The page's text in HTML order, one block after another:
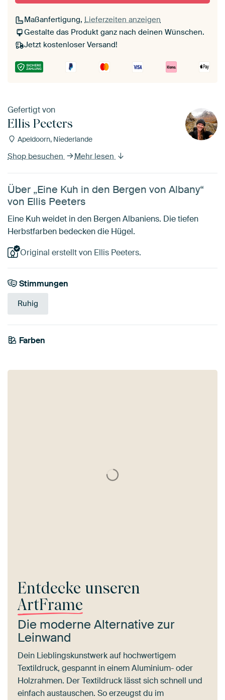
Maßanfertigung, Lieferzeiten anzeigen
Gestalte das Produkt ganz nach deinen Wünschen.
Jetzt kostenloser Versand!
Gefertigt von
Ellis Peeters
Apeldoorn, Niederlande
Shop besuchen Mehr lesen
Über „Eine Kuh in den Bergen von Albany“
von Ellis Peeters
Eine Kuh weidet in den Bergen Albaniens. Die tiefen
Herbstfarben bedecken die Hügel.
Original erstellt von Ellis Peeters.
Stimmungen
Ruhig
Farben
Braun
Orange
Bordeaux
Entdecke unseren
ArtFrame
Die moderne Alternative zur
Leinwand
Dein Lieblingskunstwerk auf hochwertigem
Textildruck, gespannt in einem Aluminium- oder
Holzrahmen. Der Textildruck lässt sich schnell und
einfach austauschen. So erzeugst du im